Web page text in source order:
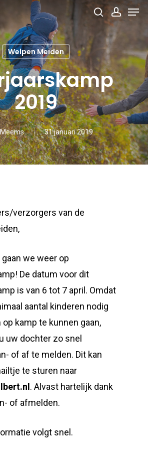
search
Welpen Meiden
2019
31 januari 2019
verzorgers van de
gaan we weer op
De datum voor dit
is van 6 tot 7 april. Omdat
aantal kinderen nodig
op kamp te kunnen gaan,
uw dochter zo snel
of af te melden. Dit kan
te sturen naar
. Alvast hartelijk dank
of afmelden.
volgt snel.